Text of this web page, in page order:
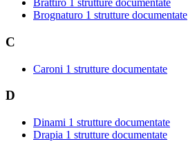
Brattirò 1 strutture documentate
Brognaturo 1 strutture documentate
C
Caroni 1 strutture documentate
D
Dinami 1 strutture documentate
Drapia 1 strutture documentate